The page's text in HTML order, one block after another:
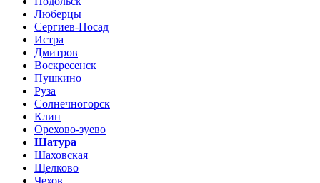
Люберцы
Сергиев-Посад
Истра
Дмитров
Воскресенск
Пушкино
Руза
Солнечногорск
Клин
Орехово-зуево
Шатура
Шаховская
Щелково
Чехов